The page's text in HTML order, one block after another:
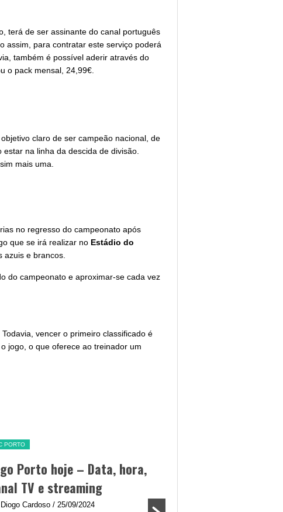
terá de ser assinante do canal português
assim, para contratar este serviço poderá
também é possível aderir através do
o pack mensal, 24,99€.
claro de ser campeão nacional, de
na linha da descida de divisão.
mais uma.
no regresso do campeonato após
que se irá realizar no Estádio do
azuis e brancos.
do campeonato e aproximar-se cada vez
vencer o primeiro classificado é
o jogo, o que oferece ao treinador um
PORTO
Porto hoje – Data, hora,
TV e streaming
Cardoso / 25/09/2024